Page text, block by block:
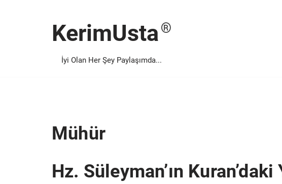
KerimUsta
İyi Olan Her Şey Paylaşımda...
Mühür
Hz. Süleyman’ın